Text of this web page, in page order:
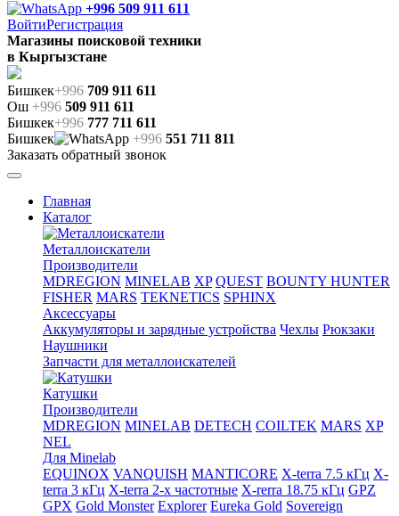
+996 509 911 611
ВойтиРегистрация
Магазины поисковой техники
в Кыргызстане
Бишкек+996 709 911 611
Ош +996 509 911 611
Бишкек+996 777 711 611
Бишкек
+996 551 711 811
Заказать обратный звонок
Главная
Каталог
Металлоискатели
Производители
MDREGION MINELAB XP QUEST BOUNTY HUNTER
FISHER MARS TEKNETICS SPHINX
Аксессуары
Аккумуляторы и зарядные устройства Чехлы Рюкзаки
Наушники
Запчасти для металлоискателей
Катушки
Производители
MDREGION MINELAB DETECH COILTEK MARS XP
NEL
Для Minelab
EQUINOX VANQUISH MANTICORE X-terra 7.5 кГц X-
terra 3 кГц X-terra 2-х частотные X-rerra 18.75 кГц GPZ
GPX Gold Monster Explorer Eureka Gold Sovereign